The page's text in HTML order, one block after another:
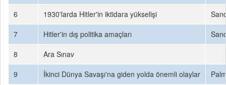
6
1930'larda Hitler'in iktidara yükselişi
7
Hitler'in dış politika amaçları
8
Ara Sınav
9
İkinci Dünya Savaşı'na giden yolda önemli olaylar